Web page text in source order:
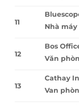
11
Nhà
12
Bos
Văn
13
Cathay
Van